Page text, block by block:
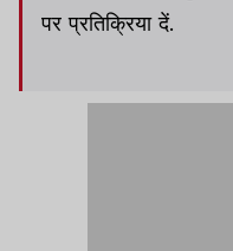
पर प्रतिक्रिया दें.